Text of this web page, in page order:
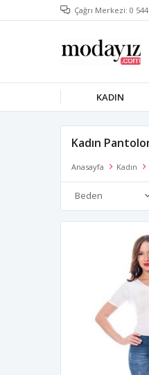
Çağrı Merkezi: 0
KADIN
Kadın
Anasayfa Kadın
Beden